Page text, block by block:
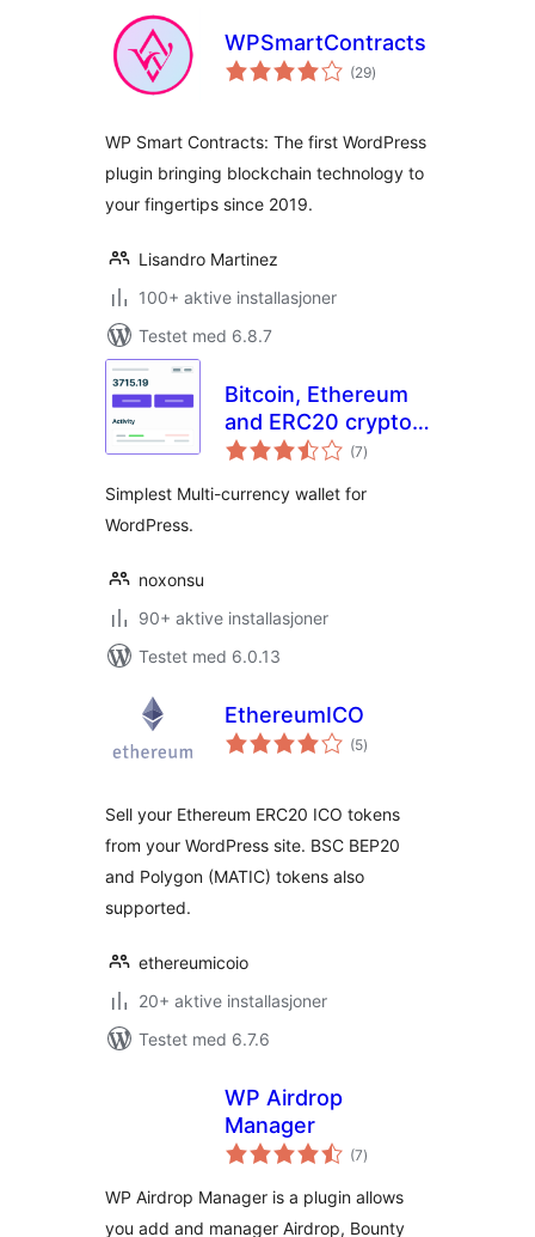
WPSmartContracts
(29totale
vurderinger
)
WP Smart Contracts: The first WordPress
plugin bringing blockchain technology to
your fingertips since 2019.
Lisandro Martinez
100+ aktive installasjoner
Testet med 6.8.7
Bitcoin, Ethereum
and ERC20 crypto
wallets with (7totale
vurderinger
)
Simplest Multi-currency wallet for
WordPress.
noxonsu
90+ aktive installasjoner
Testet med 6.0.13
EthereumICO
(5totale
vurderinger
)
Sell your Ethereum ERC20 ICO tokens
from your WordPress site. BSC BEP20
and Polygon (MATIC) tokens also
supported.
ethereumicoio
20+ aktive installasjoner
Testet med 6.7.6
WP Airdrop
Manager
(7totale
vurderinger
)
WP Airdrop Manager is a plugin allows
you add and manager Airdrop, Bounty